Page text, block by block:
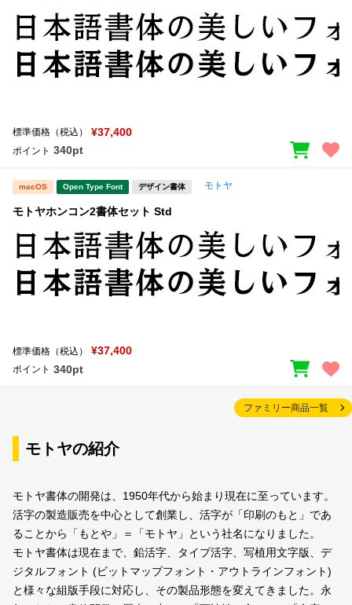
標準価格（税込） ¥37,400
ポイント 340pt
macOS Open Type Font デザイン書体 モトヤ
モトヤホンコン2書体セット Std
標準価格（税込） ¥37,400
ポイント 340pt
ファミリー商品一覧
モトヤの紹介
モトヤ書体の開発は、1950年代から始まり現在に至っています。
活字の製造販売を中心として創業し、活字が「印刷のもと」であ
ることから「もとや」＝「モトヤ」という社名になりました。
モトヤ書体は現在まで、鉛活字、タイプ活字、写植用文字版、デ
ジタルフォント (ビットマップフォント・アウトラインフォント)
と様々な組版手段に対応し、その製品形態を変えてきました。永